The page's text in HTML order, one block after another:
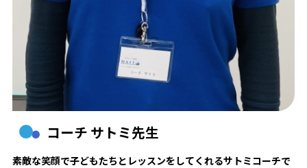
コーチ サトミ先生
素敵な笑顔で子どもたちとレッスンをしてくれるサトミコーチで